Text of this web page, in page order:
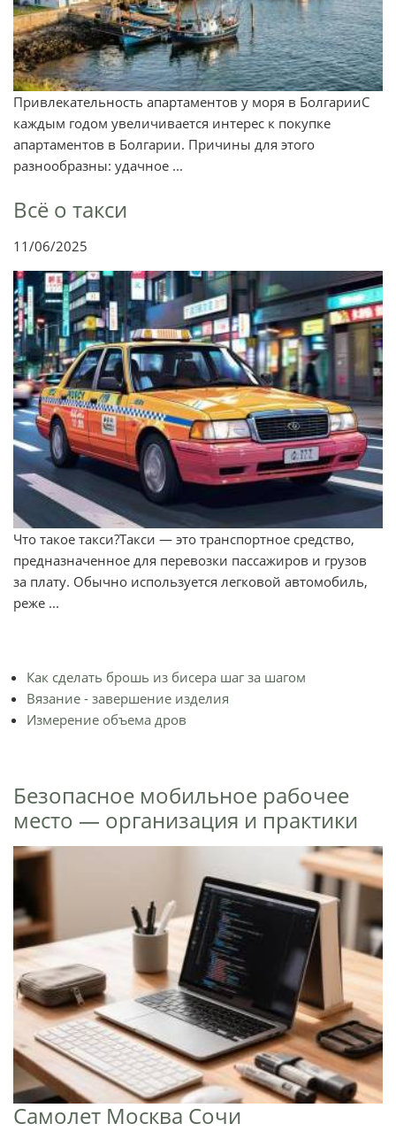
Привлекательность апартаментов у моря в БолгарииС
каждым годом увеличивается интерес к покупке
апартаментов в Болгарии. Причины для этого
разнообразны: удачное ...
Всё о такси
11/06/2025
Что такое такси?Такси — это транспортное средство,
предназначенное для перевозки пассажиров и грузов
за плату. Обычно используется легковой автомобиль,
реже ...
Как сделать брошь из бисера шаг за шагом
Вязание - завершение изделия
Измерение объема дров
Безопасное мобильное рабочее
место — организация и практики
Самолет Москва Сочи